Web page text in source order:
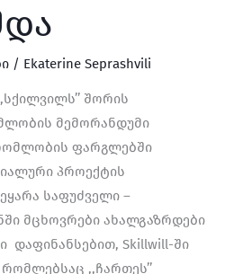
/ Ekaterine Seprashvili
შორის
მემორანდუმი
ფარგლებში
პროექტის
საფუძველი –
მცხოვრები ახალგაზრდები
დაფინანსებით, Skillwill-ში
,,ჩართეს’’